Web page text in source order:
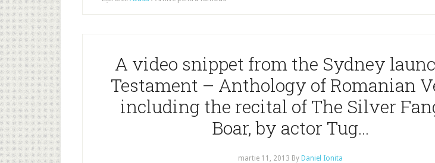
A video snippet from the Sydney
Testament – Anthology of Romanian
including the recital of The Silver
Boar, by actor Tug…
martie 11, 2013 By Daniel Ionita